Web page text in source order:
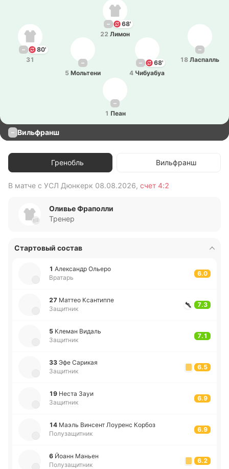
–
1 Пеан
–
5 Мо­льте­ни
–
18 Ла­спалль
–
68'
4 Чи­буа­буа
–
80'
31
–
68'
22 Лимон
– Вильфранш
Гренобль Вильфранш
В матче с УСЛ Дюнкерк 08.08.2026, счет 4:2
Оливье Фраполли
Тренер
Стартовый состав
1 Але­ксандр Ольеро
Вратарь
6.0
27 Маттео Кса­нти­ппе
Защитник
7.3
5 Клеман Видаль
Защитник
7.1
33 Эфе Са­ри­кая
Защитник
6.5
19 Неста Зауи
Защитник
6.9
14 Маэль Ви­нсент Лоу­ренс Корбоз
Полузащитник
6.9
6 Йоанн Маньен
Полузащитник
6.2